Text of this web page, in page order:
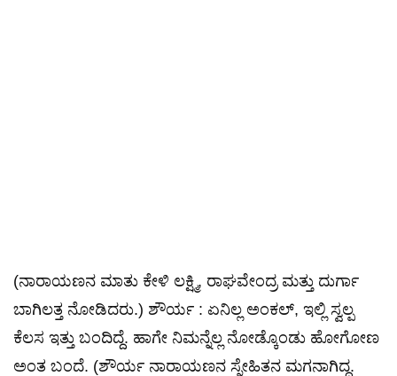
(ನಾರಾಯಣನ ಮಾತು ಕೇಳಿ ಲಕ್ಷ್ಮಿ, ರಾಘವೇಂದ್ರ ಮತ್ತು ದುರ್ಗಾ
ಬಾಗಿಲತ್ತ ನೋಡಿದರು.) ಶೌರ್ಯ : ಏನಿಲ್ಲ ಅಂಕಲ್, ಇಲ್ಲಿ ಸ್ವಲ್ಪ
ಕೆಲಸ ಇತ್ತು ಬಂದಿದ್ದೆ. ಹಾಗೇ ನಿಮನ್ನೆಲ್ಲ ನೋಡ್ಕೊಂಡು ಹೋಗೋಣ
ಅಂತ ಬಂದೆ. (ಶೌರ್ಯ ನಾರಾಯಣನ ಸ್ನೇಹಿತನ ಮಗನಾಗಿದ್ದ.